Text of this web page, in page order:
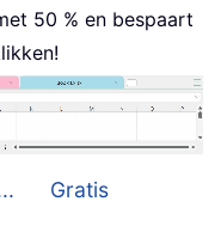
50 % en bespaart
Gratis